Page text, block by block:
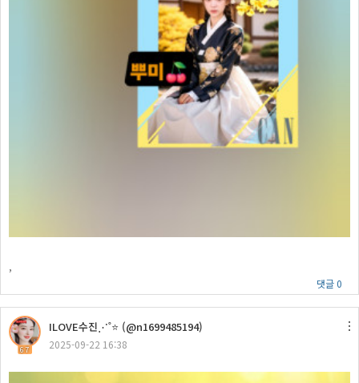
,
댓글 0
67
ILOVE수진⋰˚⭐ (@n1699485194)
2025-09-22 16:38